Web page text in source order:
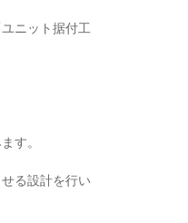
ニット据付工
す。
る設計を行い